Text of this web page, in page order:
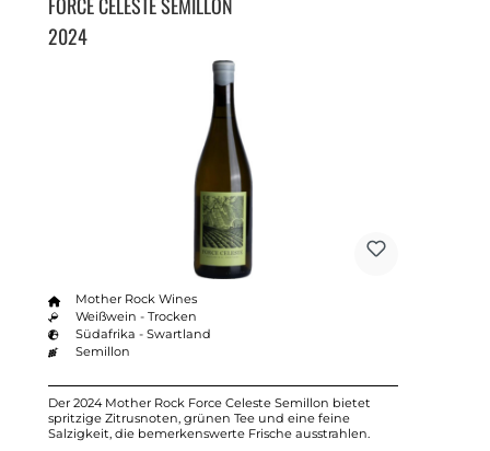
2024
Mother Rock Wines
Weißwein - Trocken
Südafrika - Swartland
Semillon
Der 2024 Mother Rock Force Celeste Semillon bietet
spritzige Zitrusnoten, grünen Tee und eine feine
Salzigkeit, die bemerkenswerte Frische ausstrahlen.